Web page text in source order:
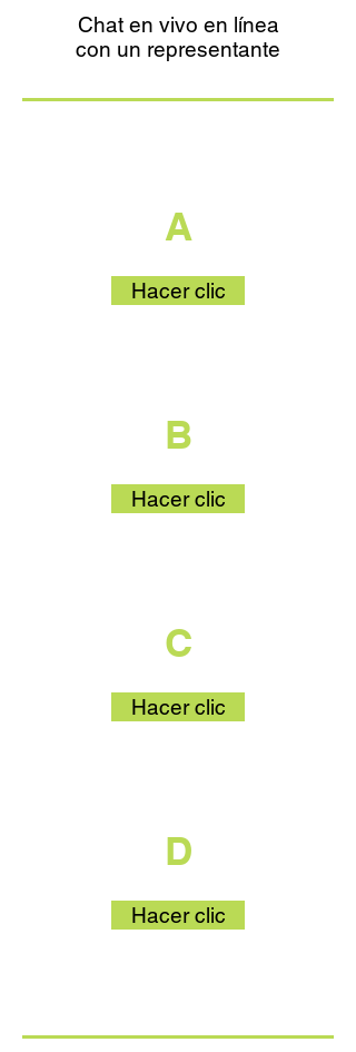
Chat en vivo en línea
con un representante
A
Hacer clic
B
Hacer clic
C
Hacer clic
D
Hacer clic